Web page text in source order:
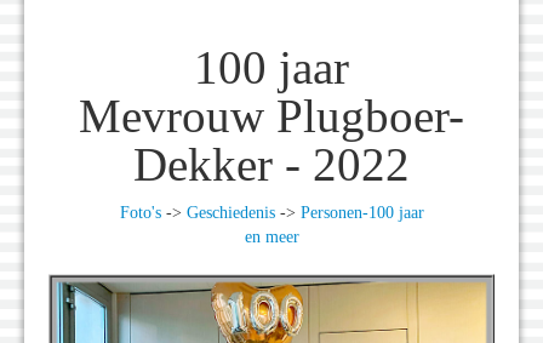
100 jaar
Mevrouw Plugboer-
Dekker - 2022
Foto's-> Geschiedenis-> Personen-100 jaar
en meer